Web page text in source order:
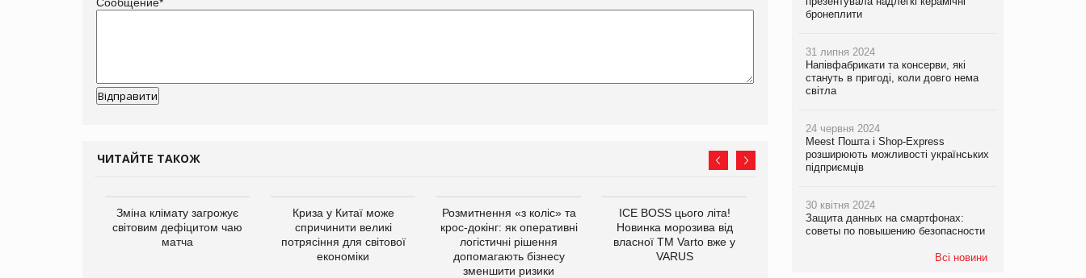
ЧИТАЙТЕ ТАКОЖ
Зміна клімату загрожує
світовим дефіцитом чаю
матча
Криза у Китаї може
спричинити великі
потрясіння для світової
економіки
Розмитнення «з коліс» та
крос-докінг: як оперативні
логістичні рішення
допомагають бізнесу
зменшити ризики
ICE BOSS цього літа!
Новинка морозива від
власної ТМ Varto вже у
VARUS
EVA.UA запустила
кампанію «Хто б знав» про
збиток у першому півріччі
бронеплити
31 липня 2024
Напівфабрикати та консерви, які
стануть в пригоді, коли довго нема
світла
24 червня 2024
Meest Пошта і Shop-Express
розширюють можливості українських
підприємців
30 квітня 2024
Защита данных на смартфонах:
советы по повышению безопасности
Всі новини